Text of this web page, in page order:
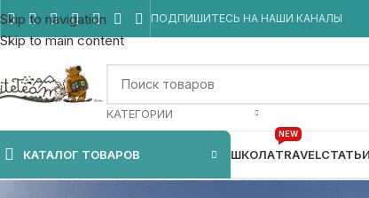
Skip to navigation
Skip to main content
ПОДПИШИТЕСЬ НА НАШИ КАНАЛЫ
КАТЕГОРИИ
КАТАЛОГ ТОВАРОВ ШКОЛАTRAVEL
NEW
СТАТЬИ